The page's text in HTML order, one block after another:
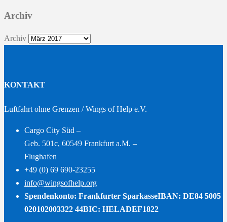
Archiv
Archiv
KONTAKT
Luftfahrt ohne Grenzen / Wings of Help e.V.
Cargo City Süd –
Geb. 501c, 60549 Frankfurt a.M. –
Flughafen
+49 (0) 69 690-23255
info@wingsofhelp.org
Spendenkonto: Frankfurter SparkasseIBAN: DE84 5005
020102003322 44BIC: HELADEF1822